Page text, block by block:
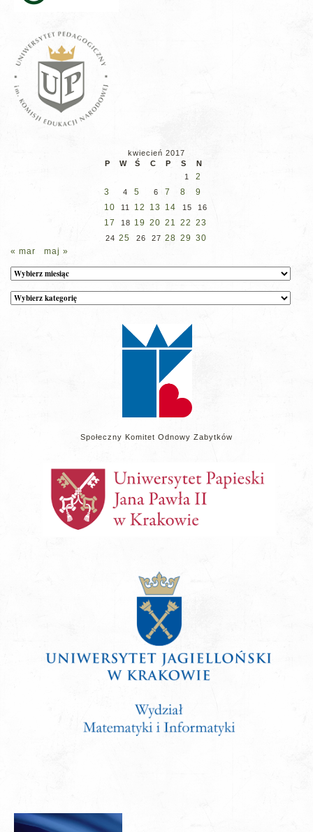
kwiecień 2017
P
W Ś C P S
N
1
2
3
4 5 6 7 8
9
10
11 12 13 14 15 16
17 18 19 20 21 22 23
24 25 26 27 28 29 30
« mar
maj »
Archiwum
Kategorie
wpisów
Społeczny Komitet Odnowy Zabytków